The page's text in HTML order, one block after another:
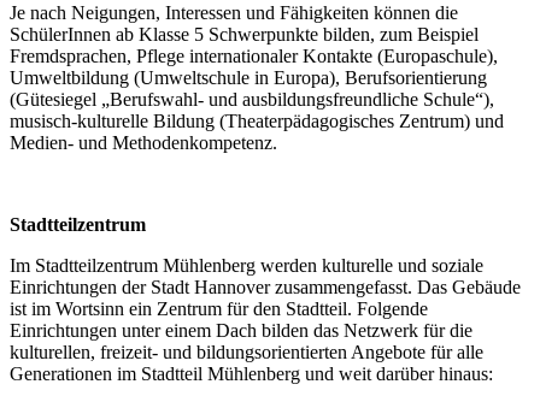
Je nach Neigungen, Interessen und Fähigkeiten können die
SchülerInnen ab Klasse 5 Schwerpunkte bilden, zum Beispiel
Fremdsprachen, Pflege internationaler Kontakte (Europaschule),
Umweltbildung (Umweltschule in Europa), Berufsorientierung
(Gütesiegel „Berufswahl- und ausbildungsfreundliche Schule“),
musisch-kulturelle Bildung (Theaterpädagogisches Zentrum) und
Medien- und Methodenkompetenz.
Stadtteilzentrum
Im Stadtteilzentrum Mühlenberg werden kulturelle und soziale
Einrichtungen der Stadt Hannover zusammengefasst. Das Gebäude
ist im Wortsinn ein Zentrum für den Stadtteil. Folgende
Einrichtungen unter einem Dach bilden das Netzwerk für die
kulturellen, freizeit- und bildungsorientierten Angebote für alle
Generationen im Stadtteil Mühlenberg und weit darüber hinaus: